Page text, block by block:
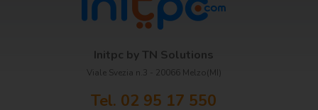
Initpc by TN Solutions
Viale Svezia n.3 - 20066 Melzo(MI)
Tel. 02 95 17 550